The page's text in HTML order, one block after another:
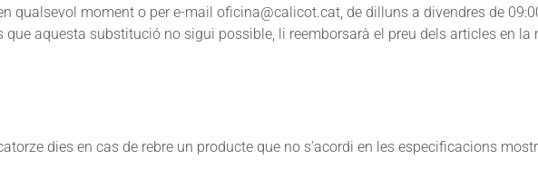
qualsevol moment o per e-mail oficina@calicot.cat, de dilluns a divendres de
que aquesta substitució no sigui possible, li reemborsarà el preu dels articles en
dies en cas de rebre un producte que no s’acordi en les especificacions